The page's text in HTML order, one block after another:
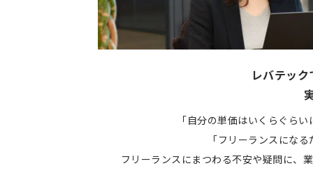
レバテッ
「自分の単価はいくらぐら
「フリーランスにな
フリーランスにまつわる不安や疑問に、